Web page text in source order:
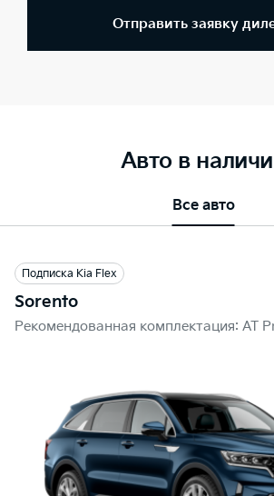
Отправить заявку
Авто в
Все авто
Подписка Kia Flex
Sorento
Рекомендованная комплектация: AT